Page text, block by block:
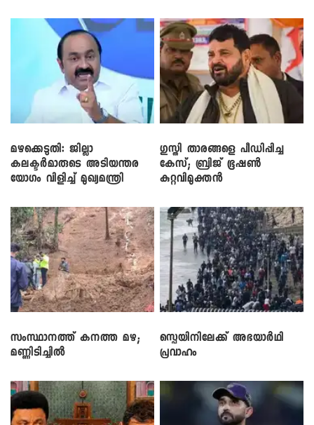
മഴക്കെടുതി: ജില്ലാ
കലക്ടർമാരുടെ അടിയന്തര
യോഗം വിളിച്ച് മുഖ്യമന്ത്രി
​ഗുസ്തി താരങ്ങളെ പീഡിപ്പിച്ച
കേസ്; ബ്രിജ് ഭൂഷൺ
കുറ്റവിമുക്തൻ
സംസ്ഥാനത്ത് കനത്ത മഴ;
മണ്ണിടിച്ചിൽ
സ്പെയിനിലേക്ക് അഭയാർഥി
പ്രവാഹം